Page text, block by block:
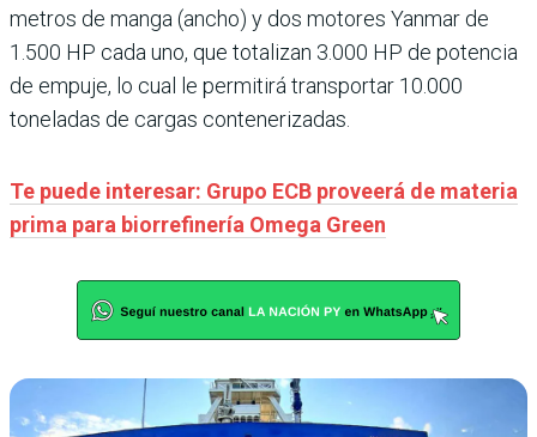
metros de manga (ancho) y dos motores Yanmar de
1.500 HP cada uno, que totalizan 3.000 HP de potencia
de empuje, lo cual le permitirá transportar 10.000
toneladas de cargas contenerizadas.
Te puede interesar: Grupo ECB proveerá de materia
prima para biorrefinería Omega Green